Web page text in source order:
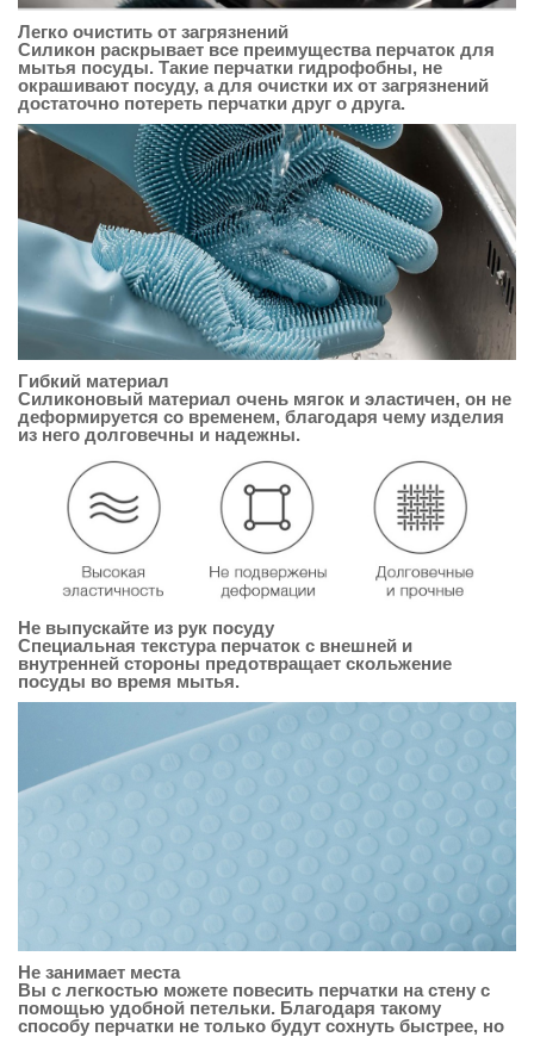
Легко очистить от загрязнений
Силикон раскрывает все преимущества перчаток для
мытья посуды. Такие перчатки гидрофобны, не
окрашивают посуду, а для очистки их от загрязнений
достаточно потереть перчатки друг о друга.
Гибкий материал
Силиконовый материал очень мягок и эластичен, он не
деформируется со временем, благодаря чему изделия
из него долговечны и надежны.
Не выпускайте из рук посуду
Специальная текстура перчаток с внешней и
внутренней стороны предотвращает скольжение
посуды во время мытья.
Не занимает места
Вы с легкостью можете повесить перчатки на стену с
помощью удобной петельки. Благодаря такому
способу перчатки не только будут сохнуть быстрее, но